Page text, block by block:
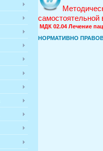
самостоятельной
МДК 02.04 Лечение
НОРМАТИВНО